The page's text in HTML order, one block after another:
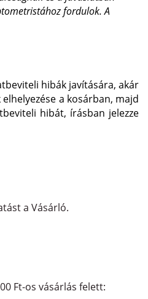
fordulok. A
hibák javítására, akár
a kosárban, majd
hibát, írásban jelezze
a Vásárló.
Ft-os vásárlás felett: